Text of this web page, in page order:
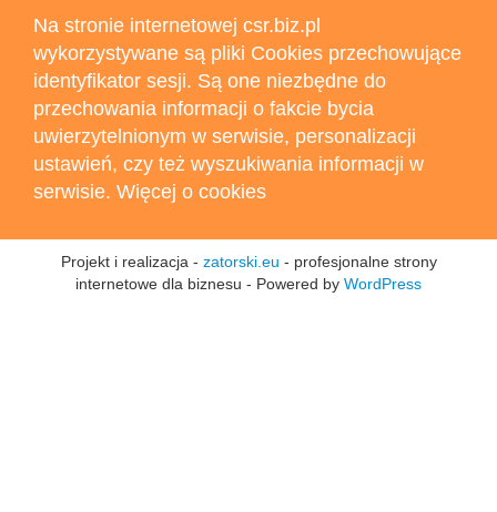
Na stronie internetowej csr.biz.pl
wykorzystywane są pliki Cookies przechowujące
identyfikator sesji. Są one niezbędne do
przechowania informacji o fakcie bycia
uwierzytelnionym w serwisie, personalizacji
ustawień, czy też wyszukiwania informacji w
serwisie. Więcej o cookies
Projekt i realizacja - zatorski.eu - profesjonalne strony
internetowe dla biznesu - Powered by WordPress